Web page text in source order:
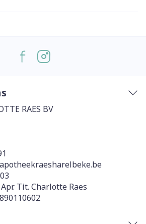
RAES BV
apotheekraesharelbeke.be
Apr. Tit. Charlotte Raes